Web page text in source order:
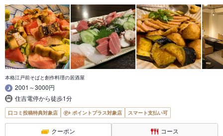
本格江戸前そばと創作料理の居酒屋
2001～3000円
住吉電停から徒歩1分
口コミ投稿特典対象店 ポイントプラス対象店 スマート支払い可
クーポン コース